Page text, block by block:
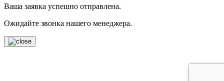
Ваша заявка успешно отправлена.
Ожидайте звонка нашего менеджера.